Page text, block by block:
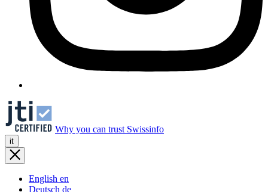
Why you can trust Swissinfo
it
English en
Deutsch de